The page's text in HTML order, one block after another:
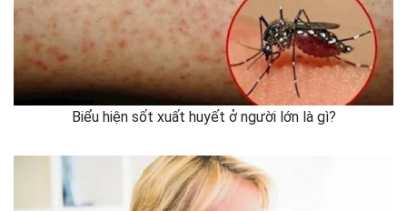
Biểu hiện sốt xuất huyết ở người lớn là gì?